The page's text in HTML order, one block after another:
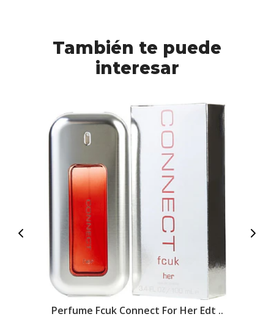
También te puede
interesar
Perfume Fcuk Connect For Her Edt ..